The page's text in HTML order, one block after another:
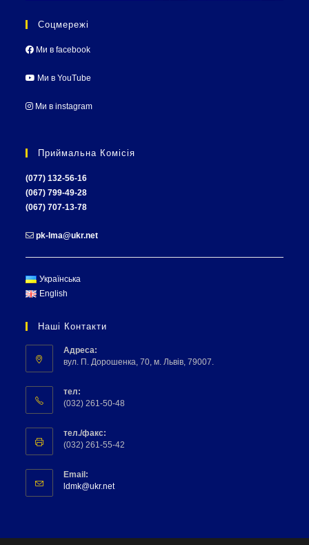
Соцмережі
Ми в facebook
Ми в YouTube
Ми в instagram
Приймальна Комісія
(077) 132-56-16
(067) 799-49-28
(067) 707-13-78
pk-lma@ukr.net
Українська
English
Наші Контакти
Адреса:
вул. П. Дорошенка, 70, м. Львів, 79007.
тел:
(032) 261-50-48
тел./факс:
(032) 261-55-42
Email:
ldmk@ukr.net